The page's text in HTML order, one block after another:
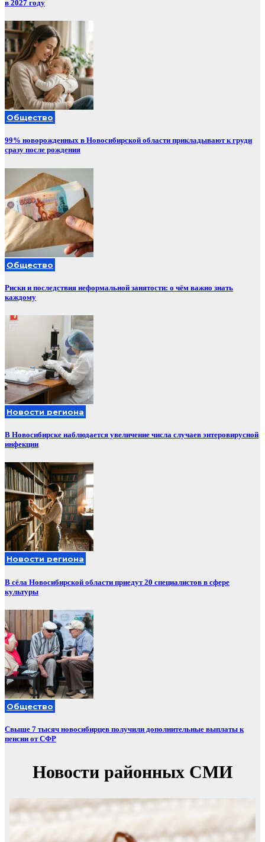
в 2027 году
Общество
99% новорожденных в Новосибирской области прикладывают к груди
сразу после рождения
Общество
Риски и последствия неформальной занятости: о чём важно знать
каждому
Новости региона
В Новосибирске наблюдается увеличение числа случаев энтеровирусной
инфекции
Новости региона
В сёла Новосибирской области приедут 20 специалистов в сфере
культуры
Общество
Свыше 7 тысяч новосибирцев получили дополнительные выплаты к
пенсии от СФР